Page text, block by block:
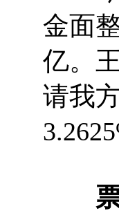
金面
亿。
请我
票